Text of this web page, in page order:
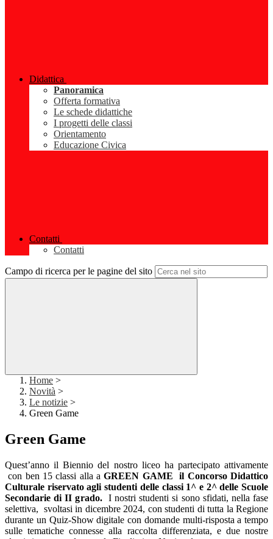
Didattica
Panoramica
Offerta formativa
Le schede didattiche
I progetti delle classi
Orientamento
Educazione Civica
Contatti
Contatti
Campo di ricerca per le pagine del sito
Home >
Novità >
Le notizie >
Green Game
Green Game
Quest’anno il Biennio del nostro liceo ha partecipato attivamente
con ben 15 classi alla aGREEN GAME il Concorso Didattico
Culturale riservato agli studenti delle classi 1^ e 2^ delle Scuole
Secondarie di II grado. I nostri studenti si sono sfidati, nella fase
selettiva, svoltasi in dicembre 2024, con studenti di tutta la Regione
durante un Quiz-Show digitale con domande multi-risposta a tempo
sulle tematiche connesse alla raccolta differenziata, e due nostre